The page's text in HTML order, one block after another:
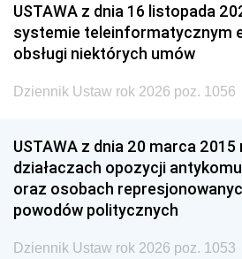
USTAWA z dnia 16 listopada
systemie teleinformatycznym
obsługi niektórych umów
Dziennik Ustaw rok 2026 poz. 1056
USTAWA z dnia 20 marca 2015
działaczach opozycji
oraz osobach
powodów politycznych
Dziennik Ustaw rok 2026 poz. 1053